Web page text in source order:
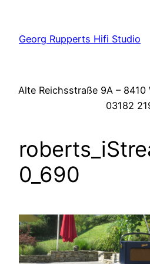
springen
Georg Rupperts Hifi Studio
Alte Reichsstraße 9A –
03182
0_690